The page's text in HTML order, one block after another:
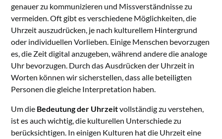
genauer zu kommunizieren und Missverständnisse zu
vermeiden. Oft gibt es verschiedene Möglichkeiten, die
Uhrzeit auszudrücken, je nach kulturellem Hintergrund
oder individuellen Vorlieben. Einige Menschen bevorzugen
es, die Zeit digital anzugeben, während andere die analoge
Uhr bevorzugen. Durch das Ausdrücken der Uhrzeit in
Worten können wir sicherstellen, dass alle beteiligten
Personen die gleiche Interpretation haben.
Um die Bedeutung der Uhrzeitvollständig zu verstehen,
ist es auch wichtig, die kulturellen Unterschiede zu
berücksichtigen. In einigen Kulturen hat die Uhrzeit eine